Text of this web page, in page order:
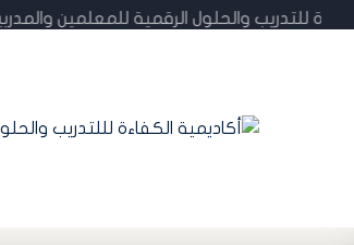
للتدريب والحلول الرقمية للمعلمين